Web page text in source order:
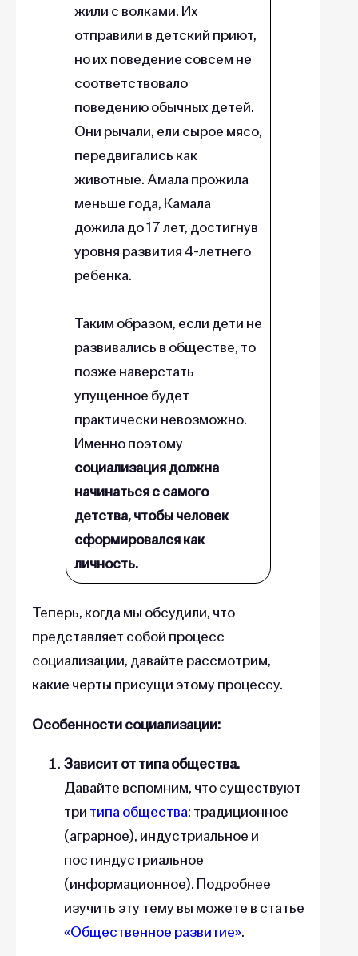
жили с волками. Их
отправили в детский приют,
но их поведение совсем не
соответствовало
поведению обычных детей.
Они рычали, ели сырое мясо,
передвигались как
животные. Амала прожила
меньше года, Камала
дожила до 17 лет, достигнув
уровня развития 4-летнего
ребенка.
Таким образом, если дети не
развивались в обществе, то
позже наверстать
упущенное будет
практически невозможно.
Именно поэтому
социализация должна
начинаться с самого
детства, чтобы человек
сформировался как
личность.
Теперь, когда мы обсудили, что
представляет собой процесс
социализации, давайте рассмотрим,
какие черты присущи этому процессу.
Особенности социализации:
Зависит от типа общества.
Давайте вспомним, что существуют
три типа общества: традиционное
(аграрное), индустриальное и
постиндустриальное
(информационное). Подробнее
изучить эту тему вы можете в статье
«Общественное развитие».